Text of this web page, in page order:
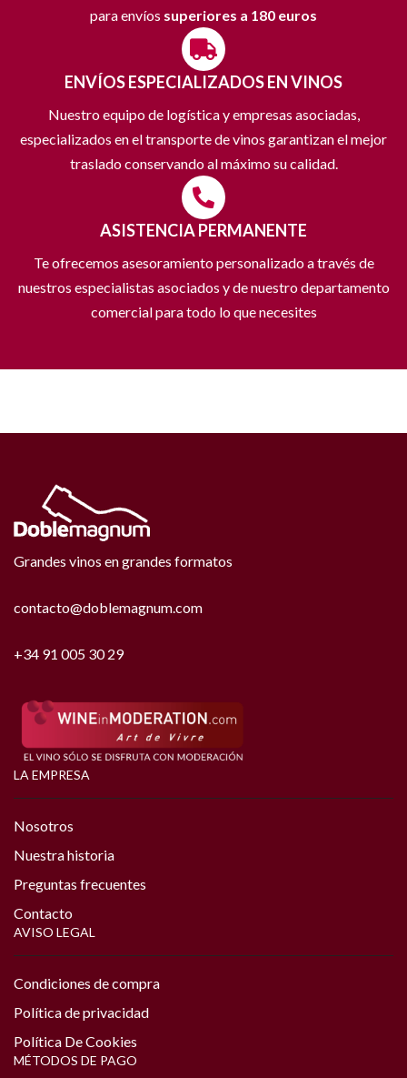
para envíos superiores a 180 euros
ENVÍOS ESPECIALIZADOS EN VINOS
Nuestro equipo de logística y empresas asociadas,
especializados en el transporte de vinos garantizan el mejor
traslado conservando al máximo su calidad.
ASISTENCIA PERMANENTE
Te ofrecemos asesoramiento personalizado a través de
nuestros especialistas asociados y de nuestro departamento
comercial para todo lo que necesites
Grandes vinos en grandes formatos
contacto@doblemagnum.com
+34 91 005 30 29
LA EMPRESA
Nosotros
Nuestra historia
Preguntas frecuentes
Contacto
AVISO LEGAL
Condiciones de compra
Política de privacidad
Política De Cookies
MÉTODOS DE PAGO